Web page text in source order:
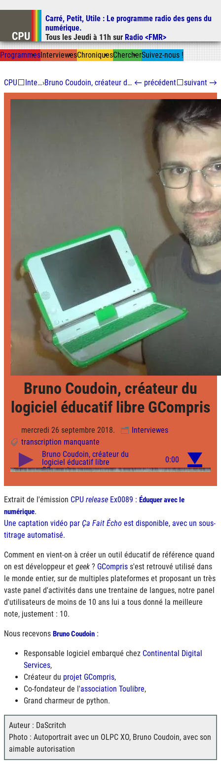
Aller au contenu
Aller à la recherche
Carré, Petit, Utile : Le programme radio des gens du
numérique.
Tous les Jeudi à 11h sur Radio <FMR>
ProgrammesInterviewesChroniquesChercherSuivez-nous !
CPU⬜ Interviewes› Bruno Coudoin, créateur du logiciel éducatif libre GCompris ← précédent⬜suivant →
Bruno Coudoin, créateur du
logiciel éducatif libre GCompris
mercredi 26 septembre 2018.
Interviewes
transcription manquante
Extrait de l'émission CPU release Ex0089 : Éduquer avec le
numérique.
Une captation vidéo par Ça Fait Écho est disponible, avec un sous-
titrage automatisé.
Comment en vient-on à créer un outil éducatif de référence quand
on est développeur et geek ? GCompris s'est retrouvé utilisé dans
le monde entier, sur de multiples plateformes et proposant un très
vaste panel d'activités dans une trentaine de langues, notre panel
d'utilisateurs de moins de 10 ans lui a tous donné la meilleure
note, justement : 10.
Nous recevons Bruno Coudoin :
Responsable logiciel embarqué chez Continental Digital
Services,
Créateur du projet GCompris,
Co-fondateur de l'association Toulibre,
Grand charmeur de python.
Auteur : DaScritch
Photo : Autoportrait avec un OLPC XO, Bruno Coudoin, avec son
aimable autorisation